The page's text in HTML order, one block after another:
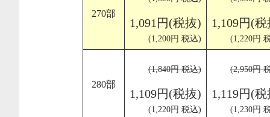
270部
1,091円(税抜)
(1,200円 税込)
1,109円(
(1,220円
280部
(1,840円 税込)
1,109円(税抜)
(1,220円 税込)
(2,950円
1,119円(
(1,230円